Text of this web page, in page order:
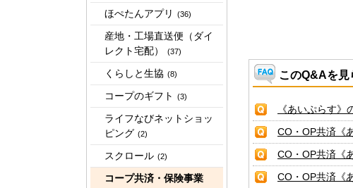
ほぺたんアプリ (36)
産地・工場直送便（ダイ
レクト宅配）
(37)
くらしと生協 (8)
コープのギフト (3)
ライフなびネットショッ
ピング (2)
スクロール (2)
コープ共済・保険事業
このQ&Aを見
《あいぷらす》
CO・OP共済《
CO・OP共済《
CO・OP共済《